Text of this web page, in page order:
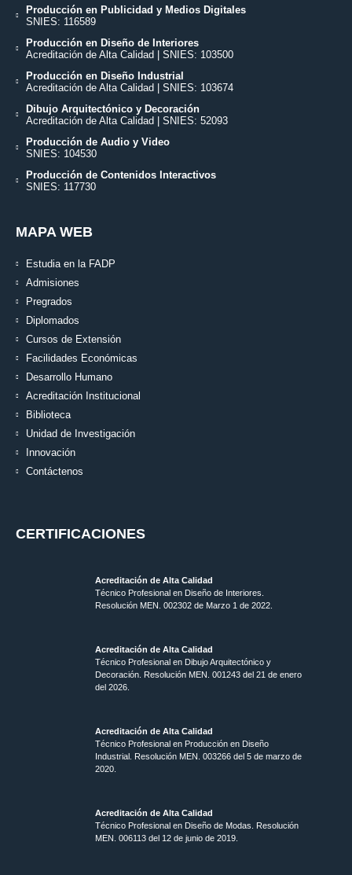
Producción en Publicidad y Medios Digitales
SNIES: 116589
Producción en Diseño de Interiores
Acreditación de Alta Calidad | SNIES: 103500
Producción en Diseño Industrial
Acreditación de Alta Calidad | SNIES: 103674
Dibujo Arquitectónico y Decoración
Acreditación de Alta Calidad | SNIES: 52093
Producción de Audio y Video
SNIES: 104530
Producción de Contenidos Interactivos
SNIES: 117730
MAPA WEB
Estudia en la FADP
Admisiones
Pregrados
Diplomados
Cursos de Extensión
Facilidades Económicas
Desarrollo Humano
Acreditación Institucional
Biblioteca
Unidad de Investigación
Innovación
Contáctenos
CERTIFICACIONES
Acreditación de Alta Calidad
Técnico Profesional en Diseño de Interiores.
Resolución MEN. 002302 de Marzo 1 de 2022.
Acreditación de Alta Calidad
Técnico Profesional en Dibujo Arquitectónico y
Decoración. Resolución MEN. 001243 del 21 de enero
del 2026.
Acreditación de Alta Calidad
Técnico Profesional en Producción en Diseño
Industrial. Resolución MEN. 003266 del 5 de marzo de
2020.
Acreditación de Alta Calidad
Técnico Profesional en Diseño de Modas. Resolución
MEN. 006113 del 12 de junio de 2019.